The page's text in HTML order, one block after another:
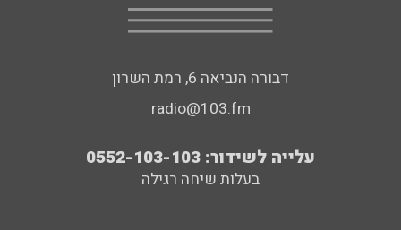
דבורה הנביאה 6, רמת השרון
radio@103.fm
עלייה לשידור: 0552-103-103
בעלות שיחה רגילה